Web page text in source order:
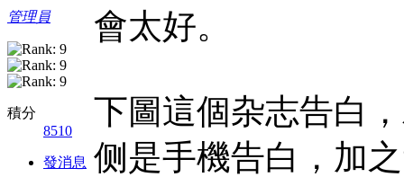
管理員
積分
8510
發消息
會太好。
下圖這個杂志告白
侧是手機告白，加